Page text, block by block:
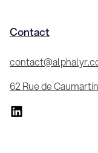
Contact
62 Rue de